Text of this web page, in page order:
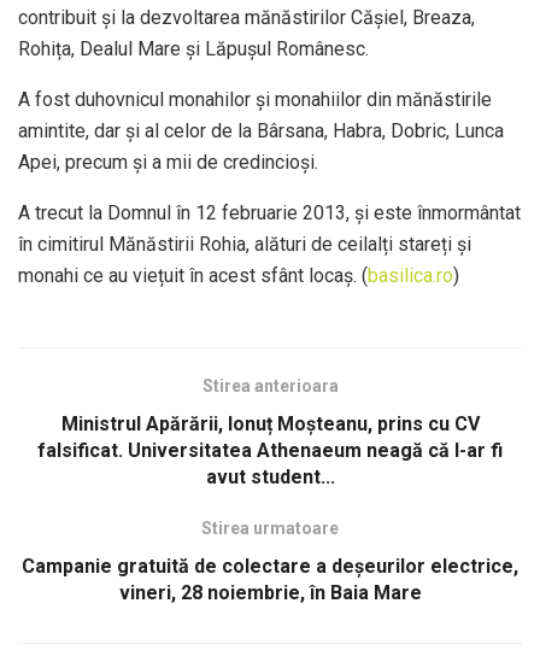
contribuit și la dezvoltarea mănăstirilor Cășiel, Breaza,
Rohița, Dealul Mare și Lăpușul Românesc.
A fost duhovnicul monahilor și monahiilor din mănăstirile
amintite, dar și al celor de la Bârsana, Habra, Dobric, Lunca
Apei, precum și a mii de credincioși.
A trecut la Domnul în 12 februarie 2013, și este înmormântat
în cimitirul Mănăstirii Rohia, alături de ceilalți stareți și
monahi ce au viețuit în acest sfânt locaș. (basilica.ro)
Stirea anterioara
Ministrul Apărării, Ionuț Moșteanu, prins cu CV
falsificat. Universitatea Athenaeum neagă că l-ar fi
avut student...
Stirea urmatoare
Campanie gratuită de colectare a deșeurilor electrice,
vineri, 28 noiembrie, în Baia Mare